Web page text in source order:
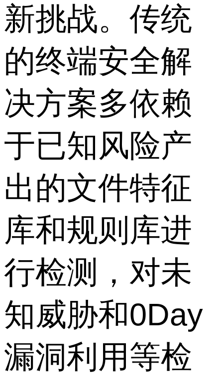
新挑战。传统
的终端安全解
决方案多依赖
于已知风险产
出的文件特征
库和规则库进
行检测，对未
知威胁和0Day
漏洞利用等检